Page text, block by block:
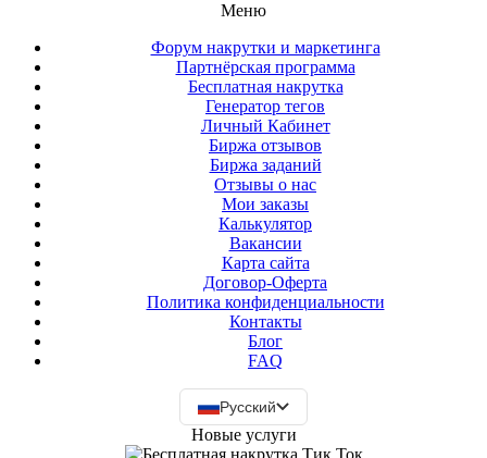
Меню
Форум накрутки и маркетинга
Партнёрская программа
Бесплатная накрутка
Генератор тегов
Личный Кабинет
Биржа отзывов
Биржа заданий
Отзывы о нас
Мои заказы
Калькулятор
Вакансии
Карта сайта
Договор-Оферта
Политика конфиденциальности
Контакты
Блог
FAQ
Русский
Новые услуги